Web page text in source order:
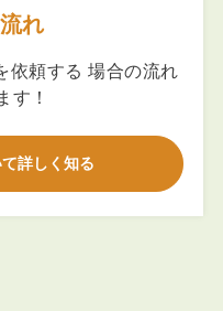
れ
依頼する 場合の流れ
す！
詳しく知る